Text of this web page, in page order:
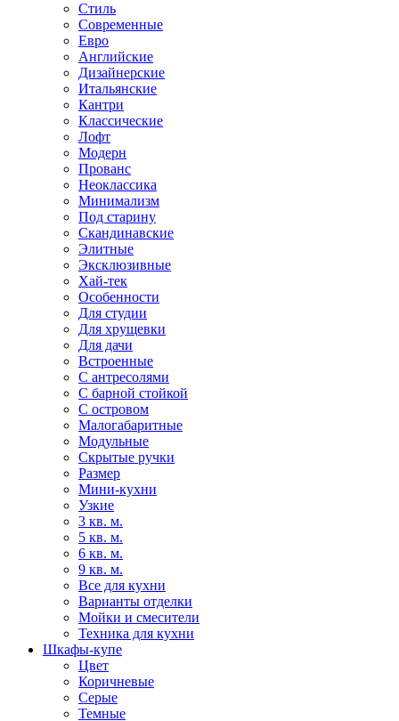
Стиль
Современные
Евро
Английские
Дизайнерские
Итальянские
Кантри
Классические
Лофт
Модерн
Прованс
Неоклассика
Минимализм
Под старину
Скандинавские
Элитные
Эксклюзивные
Хай-тек
Особенности
Для студии
Для хрущевки
Для дачи
Встроенные
С антресолями
С барной стойкой
С островом
Малогабаритные
Модульные
Скрытые ручки
Размер
Мини-кухни
Узкие
3 кв. м.
5 кв. м.
6 кв. м.
9 кв. м.
Все для кухни
Варианты отделки
Мойки и смесители
Техника для кухни
Шкафы-купе
Цвет
Коричневые
Серые
Темные